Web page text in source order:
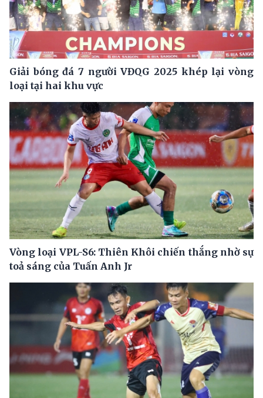
Giải bóng đá 7 người VĐQG 2025 khép lại vòng
loại tại hai khu vực
Vòng loại VPL-S6: Thiên Khôi chiến thắng nhờ sự
toả sáng của Tuấn Anh Jr